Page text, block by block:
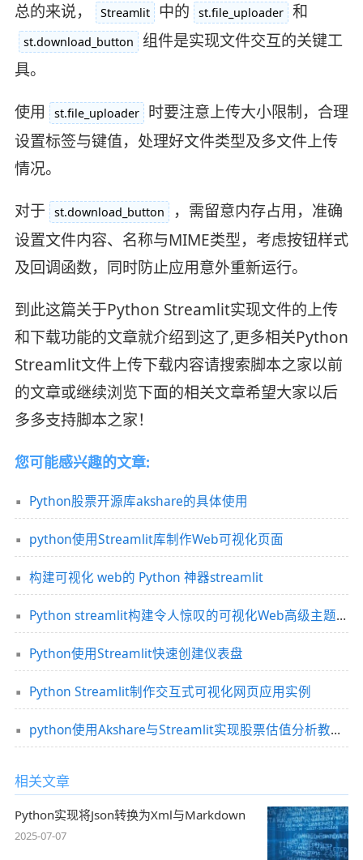
总的来说， Streamlit 中的 st.file_uploader 和
st.download_button
组件是实现文件交互的关键工
具。
使用
st.file_uploader
时要注意上传大小限制，合理
设置标签与键值，处理好文件类型及多文件上传
情况。
对于
st.download_button
，需留意内存占用，准确
设置文件内容、名称与MIME类型，考虑按钮样式
及回调函数，同时防止应用意外重新运行。
到此这篇关于Python Streamlit实现文件的上传
和下载功能的文章就介绍到这了,更多相关Python
Streamlit文件上传下载内容请搜索脚本之家以前
的文章或继续浏览下面的相关文章希望大家以后
多多支持脚本之家！
您可能感兴趣的文章:
Python股票开源库akshare的具体使用
python使用Streamlit库制作Web可视化页面
构建可视化 web的 Python 神器streamlit
Python streamlit构建令人惊叹的可视化Web高级主题界面
Python使用Streamlit快速创建仪表盘
Python Streamlit制作交互式可视化网页应用实例
python使用Akshare与Streamlit实现股票估值分析教程（图文代码）
相关文章
Python实现将Json转换为Xml与Markdown
2025-07-07